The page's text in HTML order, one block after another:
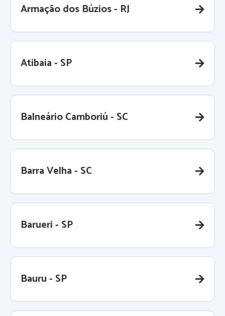
Armação dos Búzios - RJ
Atibaia - SP
Balneário Camboriú - SC
Barra Velha - SC
Barueri - SP
Bauru - SP